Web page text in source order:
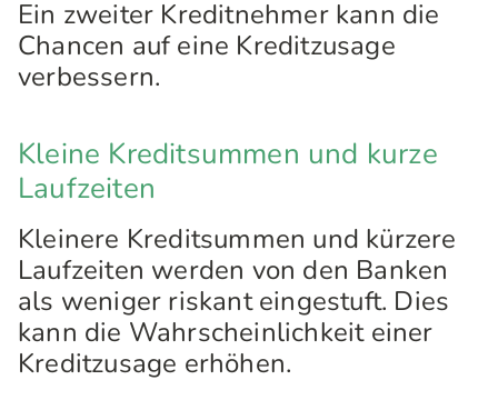
Ein zweiter Kreditnehmer kann die
Chancen auf eine Kreditzusage
verbessern.
Kleine Kreditsummen und kurze
Laufzeiten
Kleinere Kreditsummen und kürzere
Laufzeiten werden von den Banken
als weniger riskant eingestuft. Dies
kann die Wahrscheinlichkeit einer
Kreditzusage erhöhen.